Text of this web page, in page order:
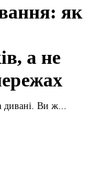
як
а не
дивані. Ви ж...